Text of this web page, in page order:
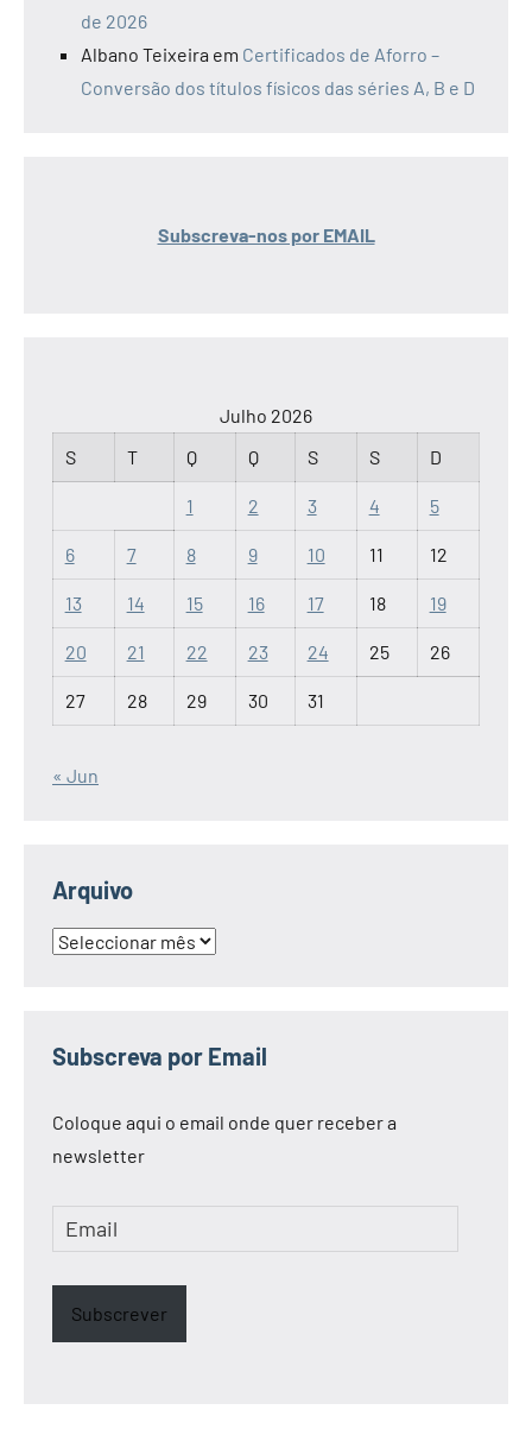
de 2026
Albano Teixeira em Certificados de Aforro –
Conversão dos títulos físicos das séries A, B e D
Subscreva-nos por EMAIL
Julho 2026
S
T Q Q S S D
1 2 3 4 5
6 7 8 9 10 11 12
13 14 15 16 17 18 19
20 21 22 23 24 25 26
27 28 29 30 31
« Jun
Arquivo
Arquivo
Subscreva por Email
Coloque aqui o email onde quer receber a
newsletter
Email
Subscrever